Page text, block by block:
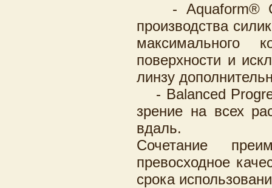
- Aquaform®
производства
максимального
поверхности и
линзу
- Balanced
зрение на всех
вдаль.
Сочетание
превосходное
срока